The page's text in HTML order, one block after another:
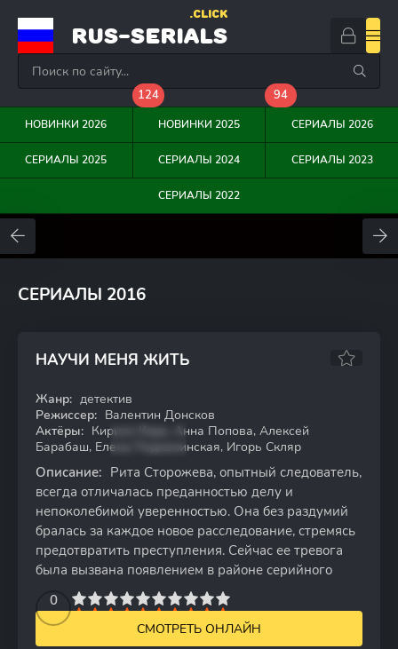
RUS-SERIALS
.CLICK
НОВИНКИ 2026
124
НОВИНКИ 2025
94
СЕРИАЛЫ 2026
СЕРИАЛЫ 2025 СЕРИАЛЫ 2024 СЕРИАЛЫ 2023
СЕРИАЛЫ 2022
0
СЕРИАЛЫ 2016
НАУЧИ МЕНЯ ЖИТЬ
WEB-DL
7.52
Жанр: детектив
Режиссер: Валентин Донсков
Актёры: Кирилл Кяро, Анна Попова, Алексей
Барабаш, Елена Подкаминская, Игорь Скляр
Описание: Рита Сторожева, опытный следователь,
всегда отличалась преданностью делу и
непоколебимой уверенностью. Она без раздумий
бралась за каждое новое расследование, стремясь
предотвратить преступления. Сейчас ее тревога
была вызвана появлением в районе серийного
0
5 7 8 9 10
СМОТРЕТЬ ОНЛАЙН